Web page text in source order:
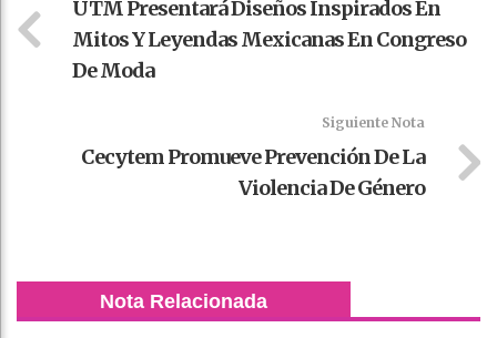
UTM Presentará Diseños Inspirados En
Mitos Y Leyendas Mexicanas En Congreso
De Moda
Siguiente Nota
Cecytem Promueve Prevención De La
Violencia De Género
Nota Relacionada